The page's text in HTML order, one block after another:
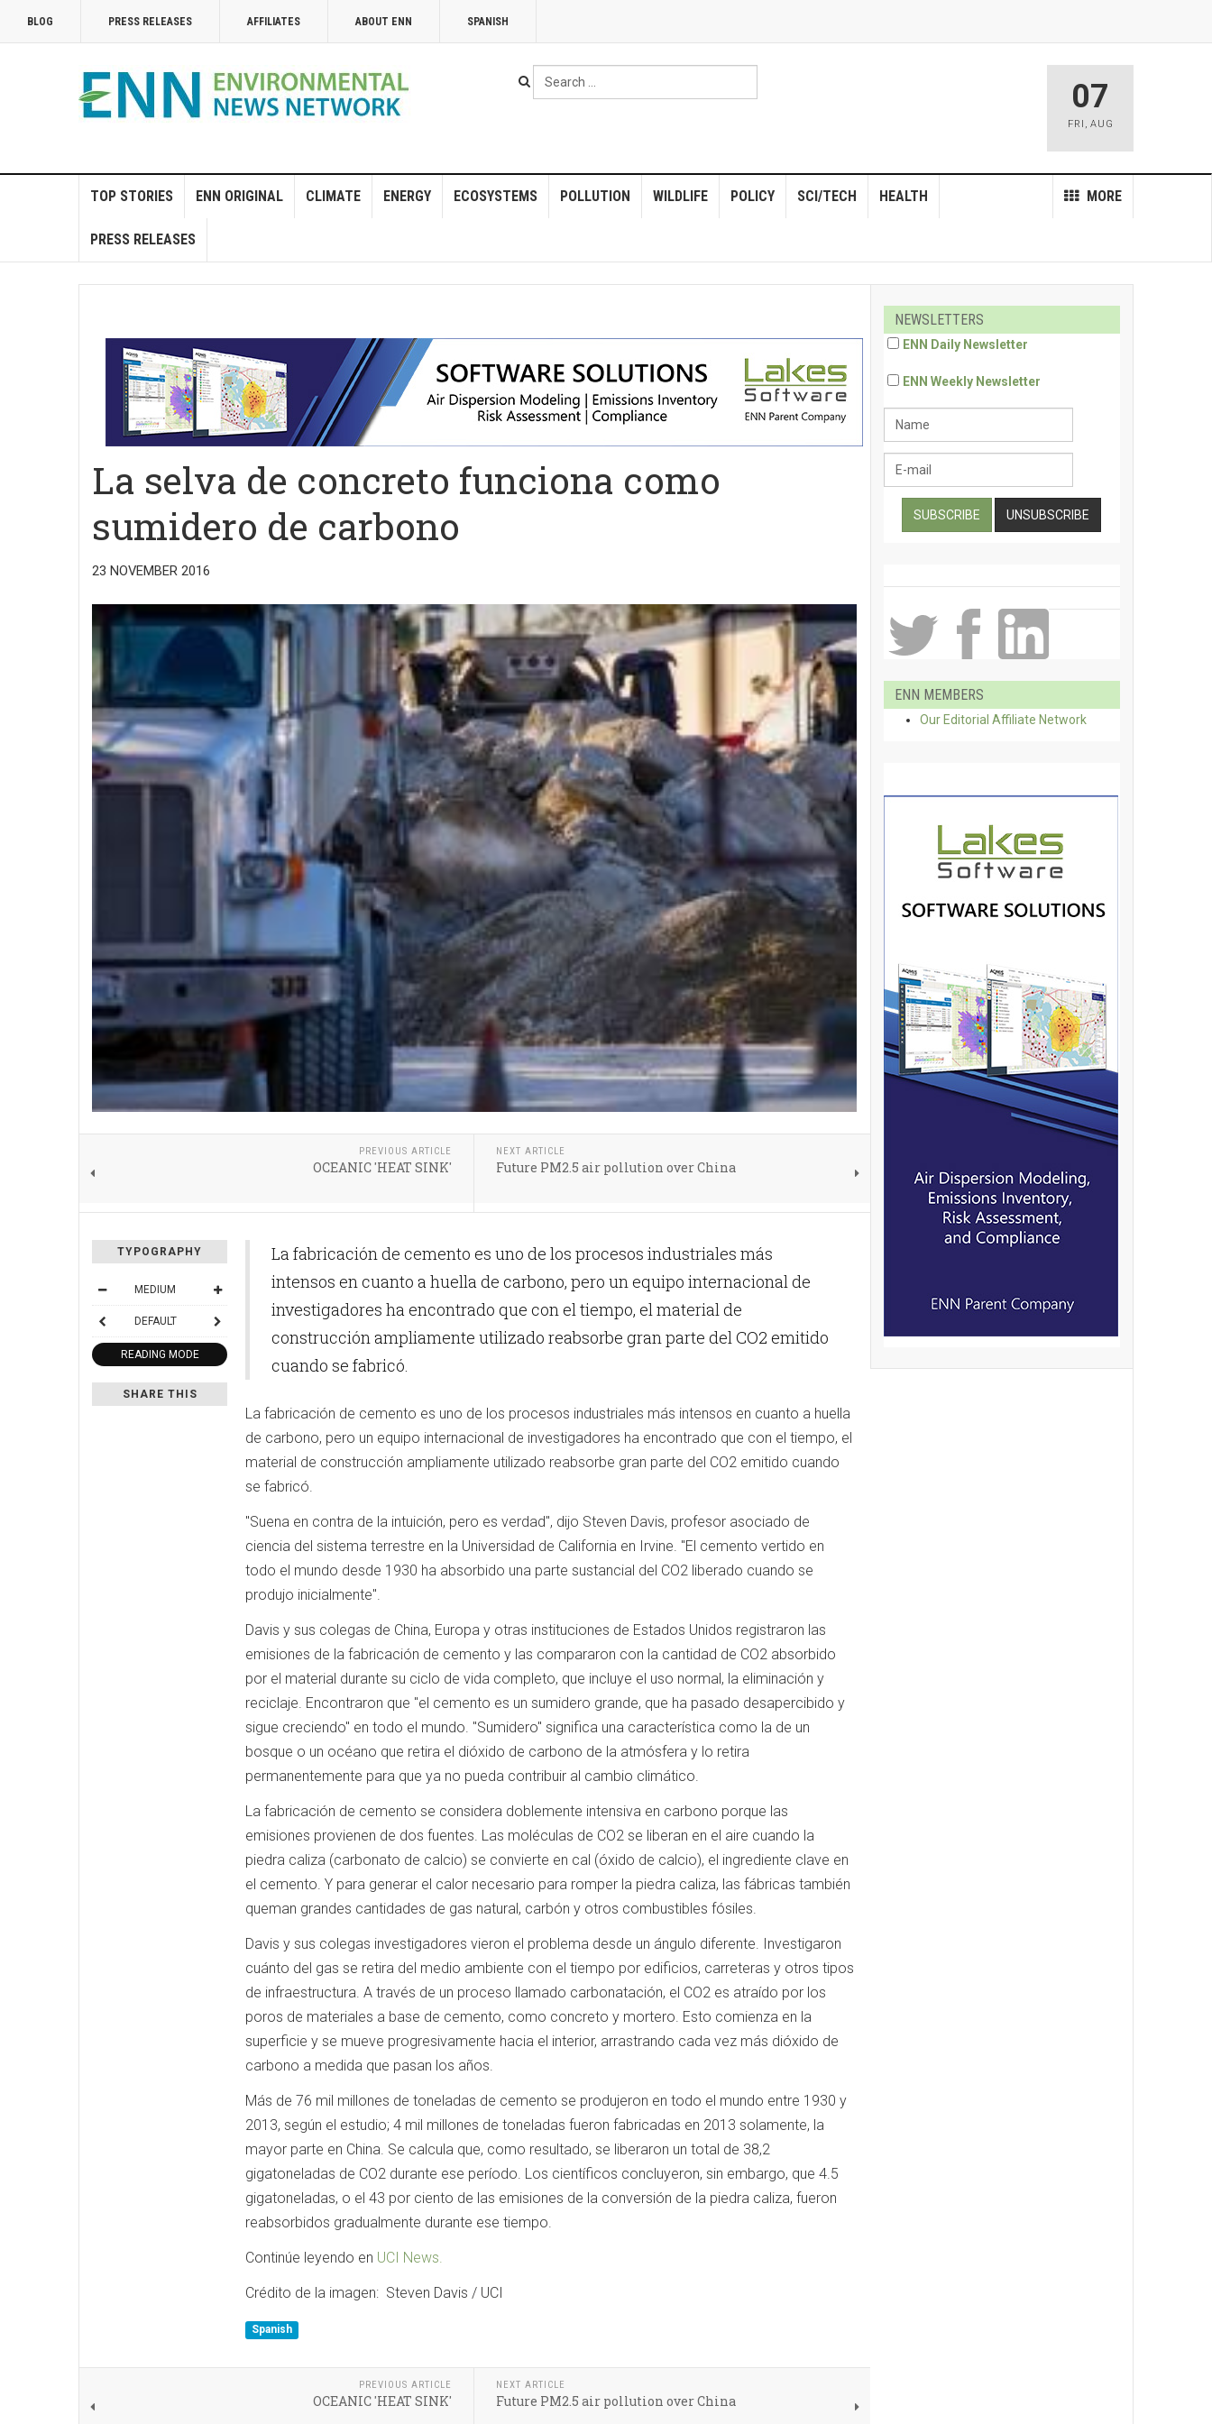
BLOG PRESS RELEASES AFFILIATES ABOUT ENN SPANISH
Search
...
07
FRI , AUG
TOP STORIES ENN ORIGINAL CLIMATE ENERGY ECOSYSTEMS POLLUTION WILDLIFE POLICY MORE
SCI/TECH HEALTH
PRESS RELEASES
La selva de concreto funciona como
sumidero de carbono
23 NOVEMBER 2016
PREVIOUS ARTICLE
OCEANIC 'HEAT SINK'
NEXT ARTICLE
Future PM2.5 air pollution over China
TYPOGRAPHY
MEDIUM
DEFAULT
READING MODE
SHARE THIS
La fabricación de cemento es uno de los procesos industriales más
intensos en cuanto a huella de carbono, pero un equipo internacional de
investigadores ha encontrado que con el tiempo, el material de
construcción ampliamente utilizado reabsorbe gran parte del CO2 emitido
cuando se fabricó.
La fabricación de cemento es uno de los procesos industriales más intensos en cuanto a huella
de carbono, pero un equipo internacional de investigadores ha encontrado que con el tiempo, el
material de construcción ampliamente utilizado reabsorbe gran parte del CO2 emitido cuando
se fabricó.
"Suena en contra de la intuición, pero es verdad", dijo Steven Davis, profesor asociado de
ciencia del sistema terrestre en la Universidad de California en Irvine. "El cemento vertido en
todo el mundo desde 1930 ha absorbido una parte sustancial del CO2 liberado cuando se
produjo inicialmente".
Davis y sus colegas de China, Europa y otras instituciones de Estados Unidos registraron las
emisiones de la fabricación de cemento y las compararon con la cantidad de CO2 absorbido
por el material durante su ciclo de vida completo, que incluye el uso normal, la eliminación y
reciclaje. Encontraron que "el cemento es un sumidero grande, que ha pasado desapercibido y
sigue creciendo" en todo el mundo. "Sumidero" significa una característica como la de un
bosque o un océano que retira el dióxido de carbono de la atmósfera y lo retira
permanentemente para que ya no pueda contribuir al cambio climático.
La fabricación de cemento se considera doblemente intensiva en carbono porque las
emisiones provienen de dos fuentes. Las moléculas de CO2 se liberan en el aire cuando la
piedra caliza (carbonato de calcio) se convierte en cal (óxido de calcio), el ingrediente clave en
el cemento. Y para generar el calor necesario para romper la piedra caliza, las fábricas también
queman grandes cantidades de gas natural, carbón y otros combustibles fósiles.
Davis y sus colegas investigadores vieron el problema desde un ángulo diferente. Investigaron
cuánto del gas se retira del medio ambiente con el tiempo por edificios, carreteras y otros tipos
de infraestructura. A través de un proceso llamado carbonatación, el CO2 es atraído por los
poros de materiales a base de cemento, como concreto y mortero. Esto comienza en la
superficie y se mueve progresivamente hacia el interior, arrastrando cada vez más dióxido de
carbono a medida que pasan los años.
Más de 76 mil millones de toneladas de cemento se produjeron en todo el mundo entre 1930 y
2013, según el estudio; 4 mil millones de toneladas fueron fabricadas en 2013 solamente, la
mayor parte en China. Se calcula que, como resultado, se liberaron un total de 38,2
gigatoneladas de CO2 durante ese período. Los científicos concluyeron, sin embargo, que 4.5
gigatoneladas, o el 43 por ciento de las emisiones de la conversión de la piedra caliza, fueron
reabsorbidos gradualmente durante ese tiempo.
Continúe leyendo en UCI News.
Crédito de la imagen: Steven Davis / UCI
Spanish
PREVIOUS ARTICLE
OCEANIC 'HEAT SINK'
NEXT ARTICLE
Future PM2.5 air pollution over China
NEWSLETTERS
ENN Daily Newsletter
ENN Weekly Newsletter
ENN MEMBERS
Our Editorial Affiliate Network